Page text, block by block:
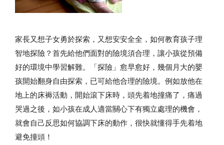
家長又想子女勇於探索，又想安安全全，如何教育孩子理
智地探險？首先給他們面對的險境須合理，讓小孩從預備
好的環境中學習解難。「探險」愈早愈好，幾個月大的嬰
孩開始翻身自由探索，已可給他合理的險境。例如放他在
地上的床褥活動，開始滾下床時，頭先着地撞痛了，痛過
哭過之後，如小孩在成人適當關心下有獨立處理的機會，
就會自己反思如何協調下床的動作，很快就懂得手先着地
避免撞頭！